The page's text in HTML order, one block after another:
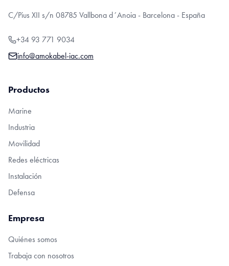
C/Pius XII s/n 08785 Vallbona d´Anoia - Barcelona - España
+34 93 771 9034
info@amokabel-iac.com
Productos
Marine
Industria
Movilidad
Redes eléctricas
Instalación
Defensa
Empresa
Quiénes somos
Trabaja con nosotros